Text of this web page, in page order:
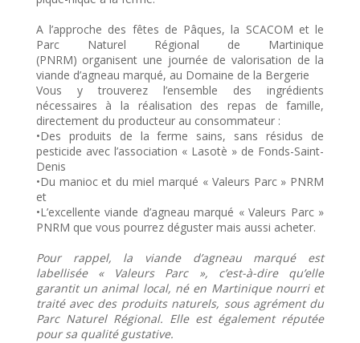
A l’approche des fêtes de Pâques, la SCACOM et le
Parc Naturel Régional de Martinique
(PNRM) organisent une journée de valorisation de la
viande d’agneau marqué, au Domaine de la Bergerie
Vous y trouverez l’ensemble des ingrédients
nécessaires à la réalisation des repas de famille,
directement du producteur au consommateur :
•Des produits de la ferme sains, sans résidus de
pesticide avec l’association « Lasotè » de Fonds-Saint-
Denis
•Du manioc et du miel marqué « Valeurs Parc » PNRM
et
•L’excellente viande d’agneau marqué « Valeurs Parc »
PNRM que vous pourrez déguster mais aussi acheter.
Pour rappel, la viande d’agneau marqué est
labellisée « Valeurs Parc », c’est-à-dire qu’elle
garantit un animal local, né en Martinique nourri et
traité avec des produits naturels, sous agrément du
Parc Naturel Régional. Elle est également réputée
pour sa qualité gustative.